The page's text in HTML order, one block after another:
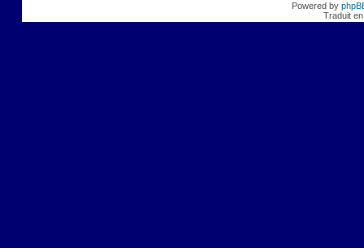
Powered by
Traduit